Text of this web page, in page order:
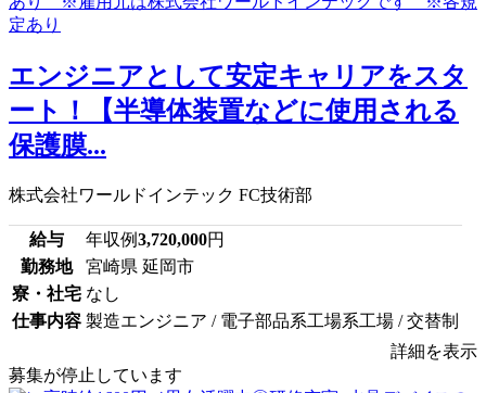
エンジニアとして安定キャリアをスタ
ート！【半導体装置などに使用される
保護膜...
株式会社ワールドインテック FC技術部
給与 年収例3,720,000円
勤務地
宮崎県 延岡市
寮・社宅 なし
仕事内容 製造エンジニア / 電子部品系工場系工場 / 交替制
詳細を表示
募集が停止しています